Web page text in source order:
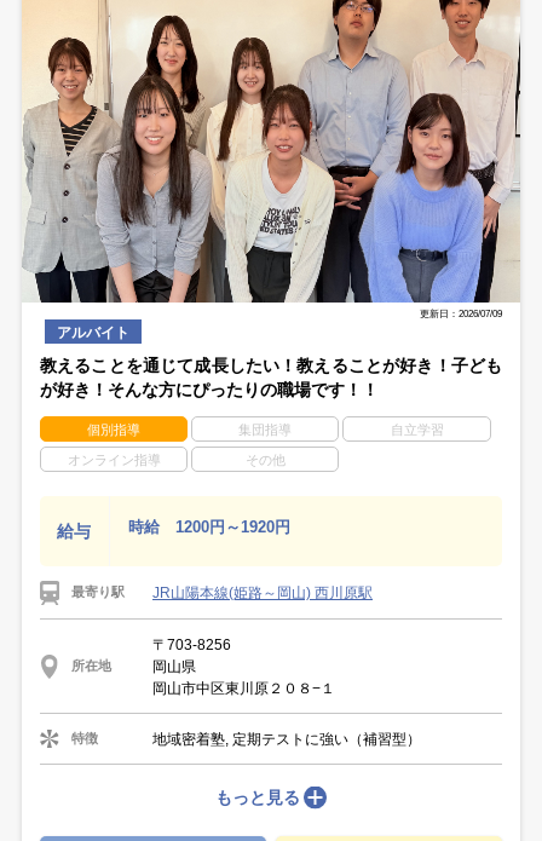
更新日：2026/07/09
アルバイト
教えることを通じて成長したい！教えることが好き！子ども
が好き！そんな方にぴったりの職場です！！
個別指導 集団指導 自立学習
オンライン指導 その他
給与 時給 1200円～1920円
最寄り駅 JR山陽本線(姫路～岡山) 西川原駅
所在地
〒703-8256
岡山県
岡山市中区東川原２０８−１
特徴 地域密着塾, 定期テストに強い（補習型）
もっと見る